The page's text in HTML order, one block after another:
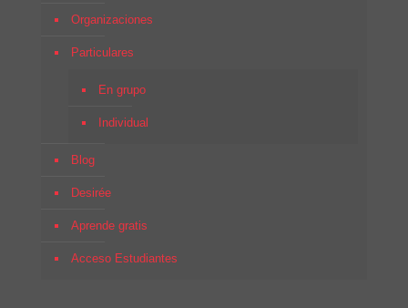
Organizaciones
Particulares
En grupo
Individual
Blog
Desirée
Aprende gratis
Acceso Estudiantes